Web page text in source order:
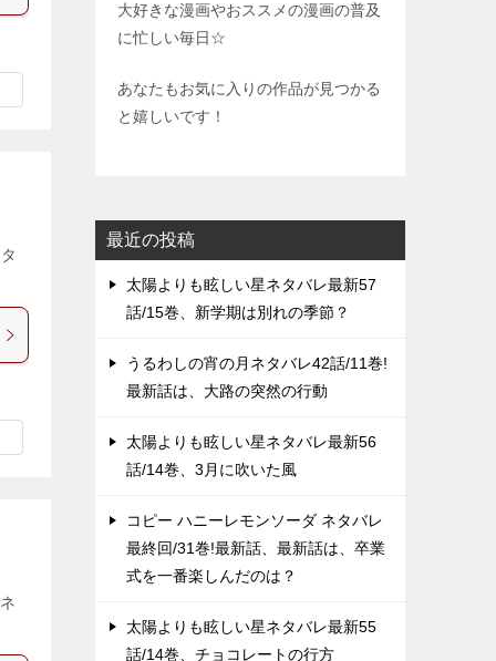
大好きな漫画やおススメの漫画の普及
に忙しい毎日☆
あなたもお気に入りの作品が見つかる
と嬉しいです！
最近の投稿
太陽よりも眩しい星ネタバレ最新57
話/15巻、新学期は別れの季節？
うるわしの宵の月ネタバレ42話/11巻!
最新話は、大路の突然の行動
太陽よりも眩しい星ネタバレ最新56
話/14巻、3月に吹いた風
コピー ハニーレモンソーダ ネタバレ
最終回/31巻!最新話、最新話は、卒業
式を一番楽しんだのは？
太陽よりも眩しい星ネタバレ最新55
話/14巻、チョコレートの行方